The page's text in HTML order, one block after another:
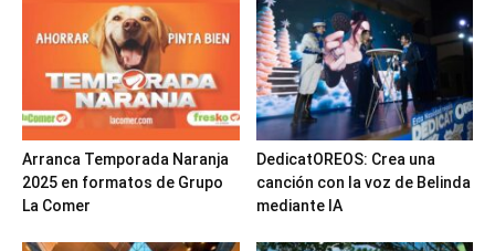
Arranca Temporada Naranja
2025 en formatos de Grupo
La Comer
DedicatOREOS: Crea una
canción con la voz de Belinda
mediante IA